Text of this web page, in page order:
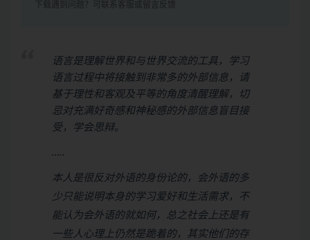
下载遇到问题？可联系客服或留言反馈
语言是理解世界和与世界交流的工具，学习
语言过程中将接触到非常多的外部信息，请
基于理性和客观及平等的角度清醒理解，切
忌对充满好奇感和神秘感的外部信息盲目接
受，学会思辩。
…..
本人是很反对外语的身份论的，会外语的多
少只能说明本身的学习爱好和生活需求，不
能认为会外语的就如何，总之社会上还是有
一些人心理上仍然是跪着的，其实他们的存